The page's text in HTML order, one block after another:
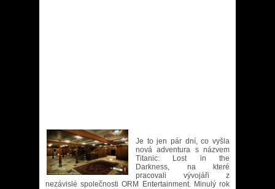
Je to jen pár dní, co vyšla
nová adventura s názvem
Titanic: Lost in the
Darkness, na které
pracovali vývojáři z
nezávislé společnosti ORM Entertainment. Minulý rok